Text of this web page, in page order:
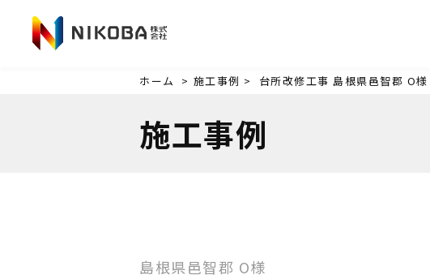
ホーム > 施工事例 > 台所改修工事 島根県邑智郡 O様
施工事例
島根県邑智郡 O様